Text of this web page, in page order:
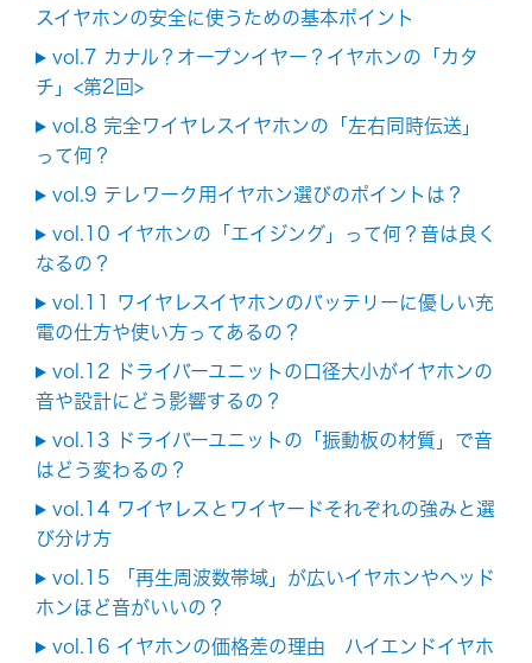
スイヤホンの安全に使うための基本ポイント
vol.7 カナル？オープンイヤー？イヤホンの「カタ
チ」<第2回>
vol.8 完全ワイヤレスイヤホンの「左右同時伝送」
って何？
vol.9 テレワーク用イヤホン選びのポイントは？
vol.10 イヤホンの「エイジング」って何？音は良く
なるの？
vol.11 ワイヤレスイヤホンのバッテリーに優しい充
電の仕方や使い方ってあるの？
vol.12 ドライバーユニットの口径大小がイヤホンの
音や設計にどう影響するの？
vol.13 ドライバーユニットの「振動板の材質」で音
はどう変わるの？
vol.14 ワイヤレスとワイヤードそれぞれの強みと選
び分け方
vol.15 「再生周波数帯域」が広いイヤホンやヘッド
ホンほど音がいいの？
vol.16 イヤホンの価格差の理由 ハイエンドイヤホ